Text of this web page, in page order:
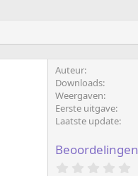
Auteur
Downloads
Weergaven
Eerste uitgave
Laatste update
Beoordelingen